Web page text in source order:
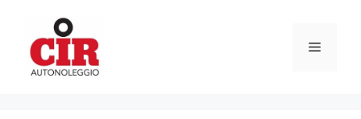
contenuto
Menu